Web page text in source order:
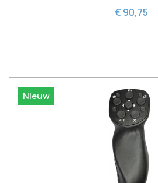
€ 90,75
Nieuw